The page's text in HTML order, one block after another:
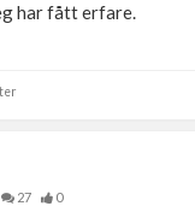
har fått erfare.
27
0